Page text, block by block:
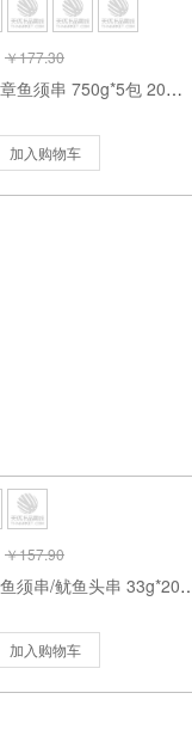
￥177.30
【渔滋客】章鱼须串 750g*5包 20支/包 3.75kg
加入购物车
￥157.90
【靖海】鱿鱼须串/鱿
加入购物车